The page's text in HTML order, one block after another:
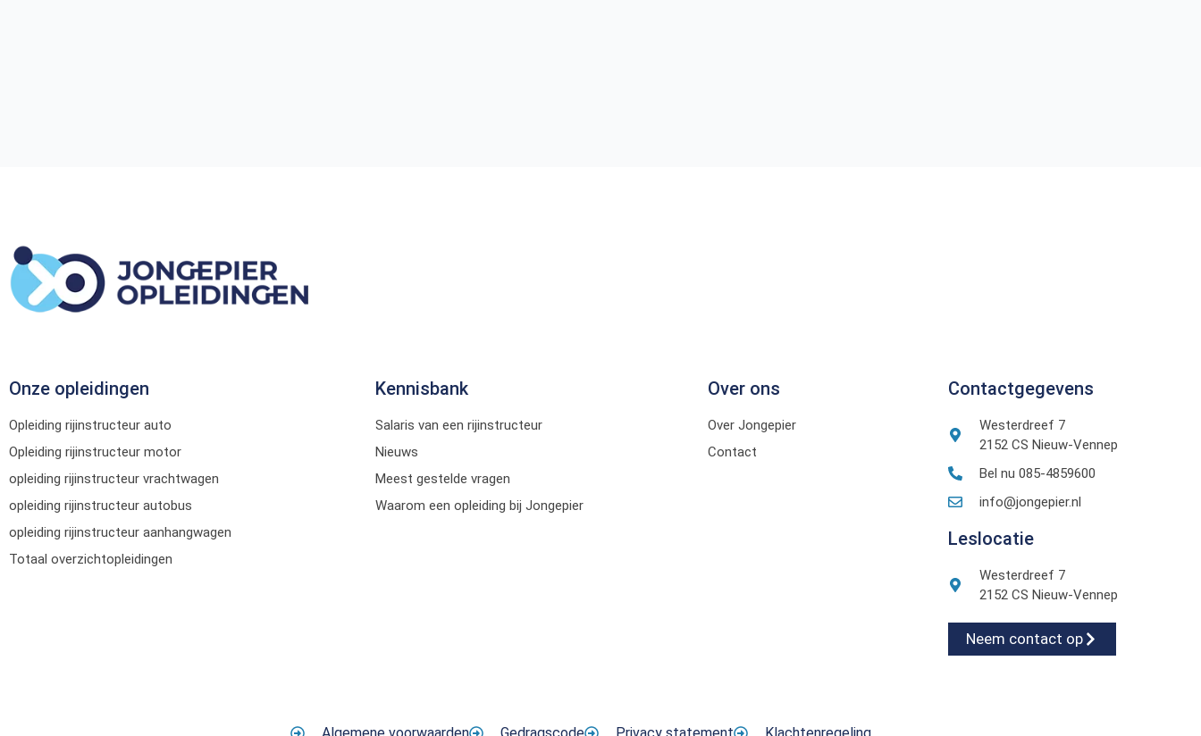
Onze opleidingen
Opleiding rijinstructeur auto
Opleiding rijinstructeur motor
opleiding rijinstructeur vrachtwagen
opleiding rijinstructeur autobus
opleiding rijinstructeur aanhangwagen
Totaal overzichtopleidingen
Kennisbank
Salaris van een rijinstructeur
Nieuws
Meest gestelde vragen
Waarom een opleiding bij Jongepier
Over ons
Over Jongepier
Contact
Contactgegevens
Westerdreef 7
2152 CS Nieuw-Vennep
Bel nu 085-4859600
info@jongepier.nl
Leslocatie
Westerdreef 7
2152 CS Nieuw-Vennep
Neem contact op